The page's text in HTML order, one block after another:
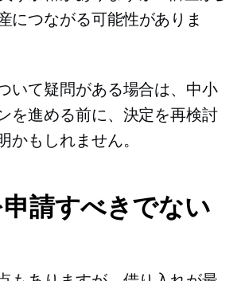
につながる可能性がありま
いて疑問がある場合は、中小
を進める前に、決定を再検討
かもしれません。
請すべきでない